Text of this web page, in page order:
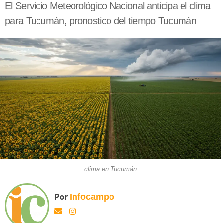
El Servicio Meteorológico Nacional anticipa el clima
para Tucumán, pronostico del tiempo Tucumán
clima en Tucumán
Por Infocampo